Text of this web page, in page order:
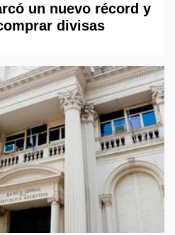
un nuevo récord y
divisas